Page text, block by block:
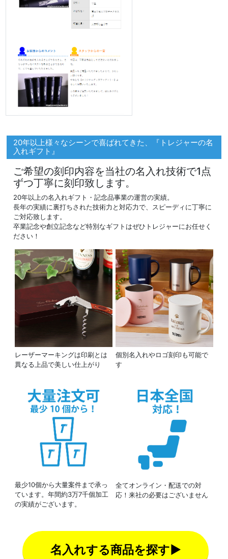
20年以上様々なシーンで喜ばれてきた、『トレジャーの名
入れギフト』
ご希望の刻印内容を当社の名入れ技術で1点
ずつ丁寧に刻印致します。
20年以上の名入れギフト・記念品事業の運営の実績。
長年の実績に裏打ちされた技術力と対応力で、スピーディに丁寧に
ご対応致します。
卒業記念や創立記念など特別なギフトはぜひトレジャーにお任せく
ださい！
レーザーマーキングは印刷とは
異なる上品で美しい仕上がり
個別名入れやロゴ刻印も可能で
す
最少10個から大量案件まで承っ
ています。年間約3万7千個加工
の実績がございます。
全てオンライン・配送での対
応！来社の必要はございません
名入れする商品を探す▶